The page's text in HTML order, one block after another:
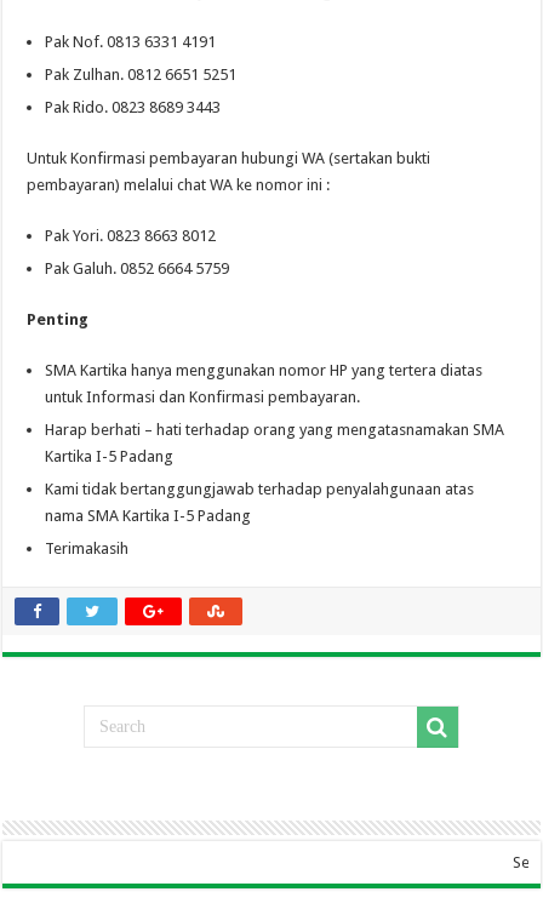
Pak Nof. 0813 6331 4191
Pak Zulhan. 0812 6651 5251
Pak Rido. 0823 8689 3443
Untuk Konfirmasi pembayaran hubungi WA (sertakan bukti
pembayaran) melalui chat WA ke nomor ini :
Pak Yori. 0823 8663 8012
Pak Galuh. 0852 6664 5759
Penting
SMA Kartika hanya menggunakan nomor HP yang tertera diatas
untuk Informasi dan Konfirmasi pembayaran.
Harap berhati – hati terhadap orang yang mengatasnamakan SMA
Kartika I-5 Padang
Kami tidak bertanggungjawab terhadap penyalahgunaan atas
nama SMA Kartika I-5 Padang
Terimakasih
Selamat